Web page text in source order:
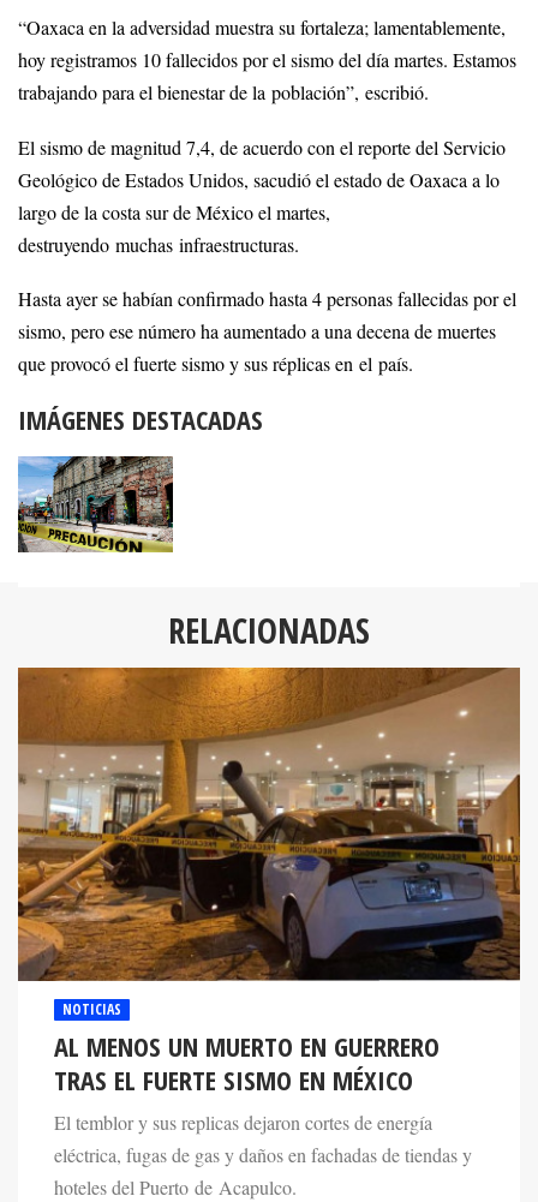
“Oaxaca en la adversidad muestra su fortaleza; lamentablemente,
hoy registramos 10 fallecidos por el sismo del día martes. Estamos
trabajando para el bienestar de la población”, escribió.
El sismo de magnitud 7,4, de acuerdo con el reporte del Servicio
Geológico de Estados Unidos, sacudió el estado de Oaxaca a lo
largo de la costa sur de México el martes,
destruyendo muchas infraestructuras.
Hasta ayer se habían confirmado hasta 4 personas fallecidas por el
sismo, pero ese número ha aumentado a una decena de muertes
que provocó el fuerte sismo y sus réplicas en el país.
IMÁGENES DESTACADAS
RELACIONADAS
NOTICIAS
AL MENOS UN MUERTO EN GUERRERO
TRAS EL FUERTE SISMO EN MÉXICO
El temblor y sus replicas dejaron cortes de energía
eléctrica, fugas de gas y daños en fachadas de tiendas y
hoteles del Puerto de Acapulco.